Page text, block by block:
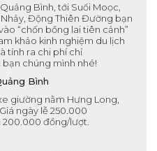
Bình, tới Suối Moọc,
Động Thiên Đường bạn
“chốn bồng lai tiên cảnh”
khảo kinh nghiệm du lịch
tính ra chi phí chỉ
chúng mình nhé!
Bình
giường nằm Hưng Long,
ngày lễ 250.000
đồng/lượt.